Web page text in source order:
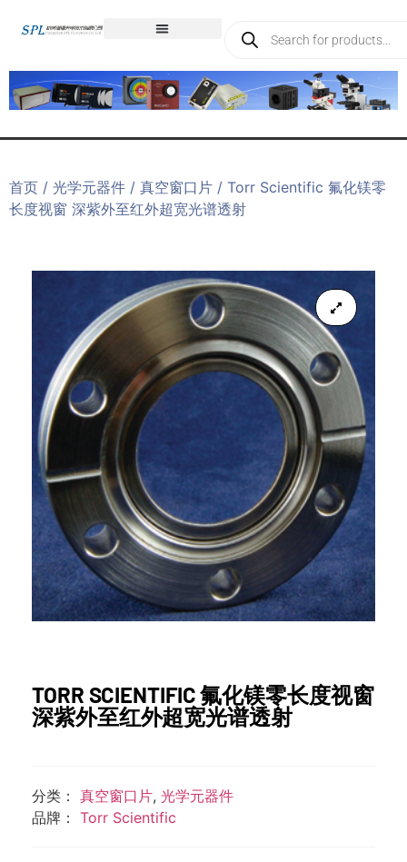
首页 / 光学元器件 / 真空窗口片 / Torr Scientific 氟化镁零
长度视窗 深紫外至红外超宽光谱透射
TORR SCIENTIFIC 氟化镁零长度视窗
深紫外至红外超宽光谱透射
分类： 真空窗口片, 光学元器件
品牌： Torr Scientific